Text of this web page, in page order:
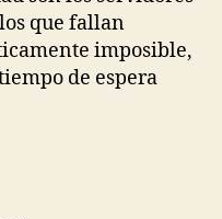
que fallan
imposible,
de espera